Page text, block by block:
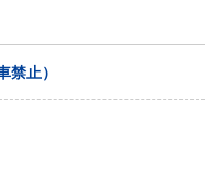
禁止）